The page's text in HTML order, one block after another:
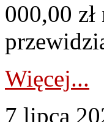
000,00
Więcej...
7 lipca